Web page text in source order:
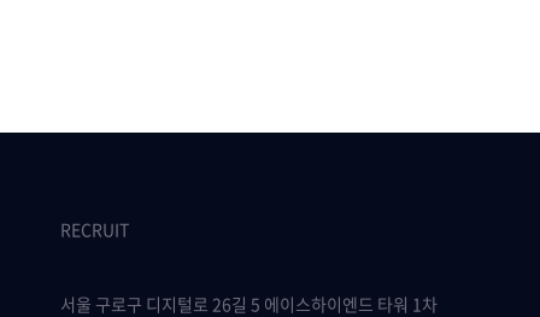
RECRUIT
서울 구로구 디지털로 26길 5 에이스하이엔드 타워 1차